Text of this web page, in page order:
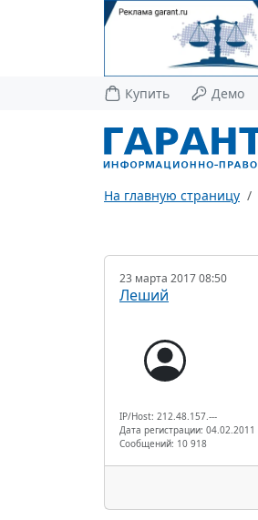
Купить Демо
На главную страницу
23 марта 2017 08:50
Леший
IP/Host: 212.48.157.---
Дата регистрации: 04.02.2011
Сообщений: 10 918